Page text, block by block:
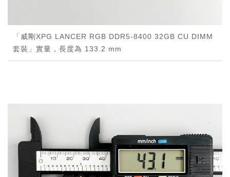
「威剛XPG LANCER RGB DDR5-8400 32GB CU DIMM
套裝」實量，長度為 133.2 mm